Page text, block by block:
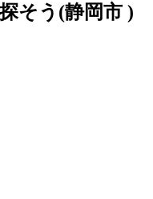
そう(静岡市 )